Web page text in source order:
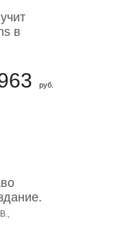
в
� ...
руб.